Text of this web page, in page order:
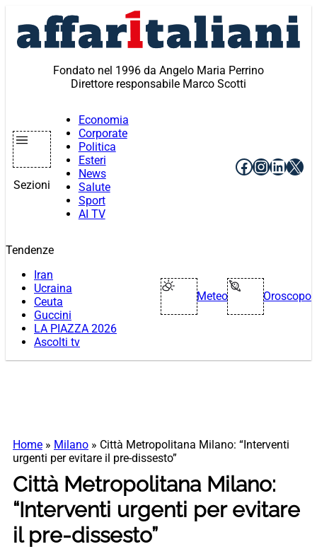
contenuto
Fondato nel 1996 da Angelo Maria Perrino
Direttore responsabile Marco Scotti
Sezioni
Economia
Corporate
Politica
Esteri
News
Salute
Sport
AI TV
Facebook
X
Tendenze
Iran
Ucraina
Ceuta
Guccini
LA PIAZZA 2026
Ascolti tv
Meteo Oroscopo
Home » Milano » Città Metropolitana Milano: “Interventi
urgenti per evitare il pre-dissesto”
Città Metropolitana Milano:
“Interventi urgenti per evitare
il pre-dissesto”